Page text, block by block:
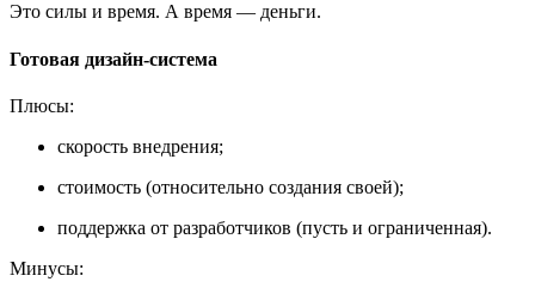
Это силы и время. А время — деньги.
Готовая дизайн-система
Плюсы:
скорость внедрения;
стоимость (относительно создания своей);
поддержка от разработчиков (пусть и ограниченная).
Минусы: